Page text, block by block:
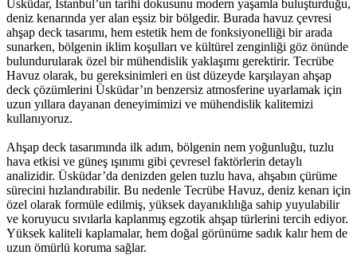
Üsküdar, İstanbul’un tarihi dokusunu modern yaşamla buluşturduğu,
deniz kenarında yer alan eşsiz bir bölgedir. Burada havuz çevresi
ahşap deck tasarımı, hem estetik hem de fonksiyonelliği bir arada
sunarken, bölgenin iklim koşulları ve kültürel zenginliği göz önünde
bulundurularak özel bir mühendislik yaklaşımı gerektirir. Tecrübe
Havuz olarak, bu gereksinimleri en üst düzeyde karşılayan ahşap
deck çözümlerini Üsküdar’ın benzersiz atmosferine uyarlamak için
uzun yıllara dayanan deneyimimizi ve mühendislik kalitemizi
kullanıyoruz.
Ahşap deck tasarımında ilk adım, bölgenin nem yoğunluğu, tuzlu
hava etkisi ve güneş ışınımı gibi çevresel faktörlerin detaylı
analizidir. Üsküdar’da denizden gelen tuzlu hava, ahşabın çürüme
sürecini hızlandırabilir. Bu nedenle Tecrübe Havuz, deniz kenarı için
özel olarak formüle edilmiş, yüksek dayanıklılığa sahip yuyulabilir
ve koruyucu sıvılarla kaplanmış egzotik ahşap türlerini tercih ediyor.
Yüksek kaliteli kaplamalar, hem doğal görünüme sadık kalır hem de
uzun ömürlü koruma sağlar.